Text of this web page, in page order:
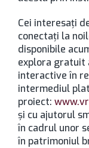
Cei interesați
conectați la
disponibile
explora gratuit
interactive în
intermediul
proiect:
și cu ajutorul
în cadrul unor
în patrimoniul